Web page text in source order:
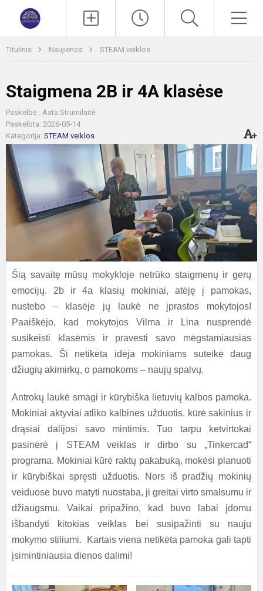
Titulinis Naujienos STEAM veiklos
Staigmena 2B ir 4A klasėse
Paskelbė : Asta Strumilaitė
Paskelbta: 2026-05-14
Kategorija: STEAM veiklos
Šią savaitę mūsų mokykloje netrūko staigmenų ir gerų
emocijų. 2b ir 4a klasių mokiniai, atėję į pamokas,
nustebo – klasėje jų laukė ne įprastos mokytojos!
Paaiškėjo, kad mokytojos Vilma ir Lina nusprendė
susikeisti klasėmis ir pravesti savo mėgstamiausias
pamokas. Ši netikėta idėja mokiniams suteikė daug
džiugių akimirkų, o pamokoms – naujų spalvų.
Antrokų laukė smagi ir kūrybiška lietuvių kalbos pamoka.
Mokiniai aktyviai atliko kalbines užduotis, kūrė sakinius ir
drąsiai dalijosi savo mintimis. Tuo tarpu ketvirtokai
pasinėrė į STEAM veiklas ir dirbo su „Tinkercad“
programa. Mokiniai kūrė raktų pakabuką, mokėsi planuoti
ir kūrybiškai spręsti užduotis. Nors iš pradžių mokinių
veiduose buvo matyti nuostaba, ji greitai virto smalsumu ir
džiaugsmu. Vaikai pripažino, kad buvo labai įdomu
išbandyti kitokias veiklas bei susipažinti su nauju
mokymo stiliumi. Kartais viena netikėta pamoka gali tapti
įsimintiniausia dienos dalimi!